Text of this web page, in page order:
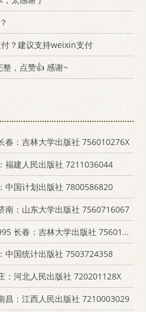
付？建议支持weixin支付
整，点赞👍 感谢~
春：吉林大学出版社 756010276X
福建人民出版社 7211036044
中国计划出版社 7800586820
南：山东大学出版社 7560716067
长春：吉林大学出版社 7560117295
中国统计出版社 7503724358
：河北人民出版社 720201128X
昌：江西人民出版社 7210003029